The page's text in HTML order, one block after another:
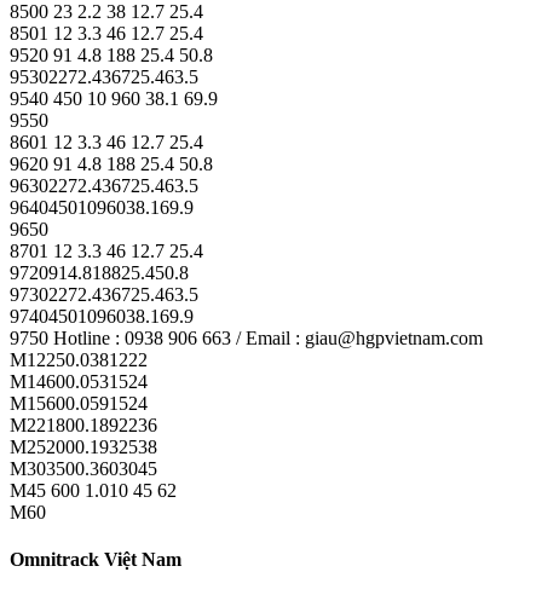
8500 23 2.2 38 12.7 25.4
8501 12 3.3 46 12.7 25.4
9520 91 4.8 188 25.4 50.8
95302272.436725.463.5
9540 450 10 960 38.1 69.9
9550
8601 12 3.3 46 12.7 25.4
9620 91 4.8 188 25.4 50.8
96302272.436725.463.5
96404501096038.169.9
9650
8701 12 3.3 46 12.7 25.4
9720914.818825.450.8
97302272.436725.463.5
97404501096038.169.9
9750 Hotline : 0938 906 663 / Email : giau@hgpvietnam.com
M12250.0381222
M14600.0531524
M15600.0591524
M221800.1892236
M252000.1932538
M303500.3603045
M45 600 1.010 45 62
M60
Omnitrack Việt Nam